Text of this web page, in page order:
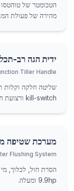
הטכומטר של
מהירה של פעולת
ידית הגה רב-
Tiller Handle
שליטה חלקה וקלות
kill-switch ורצועת חירום. תואם לדגמי 25hp עד 90hp.
מערכת שטיפה
Flushing System
הסרת חול, לכלוך,
9.9hp ומעלה.